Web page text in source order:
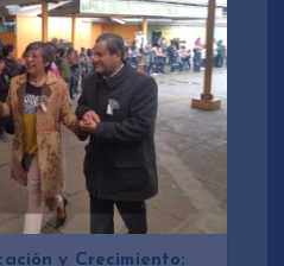
y Crecimiento: